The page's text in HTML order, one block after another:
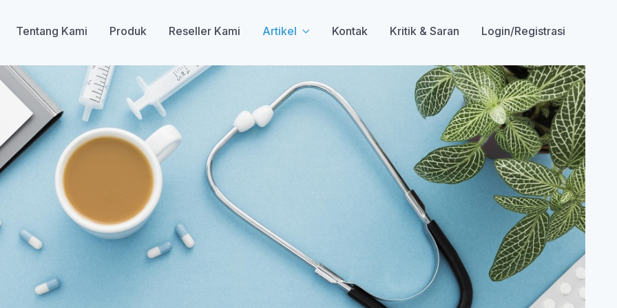
Tentang Kami Produk Reseller Kami Artikel Kontak Kritik & Saran Login/Registrasi